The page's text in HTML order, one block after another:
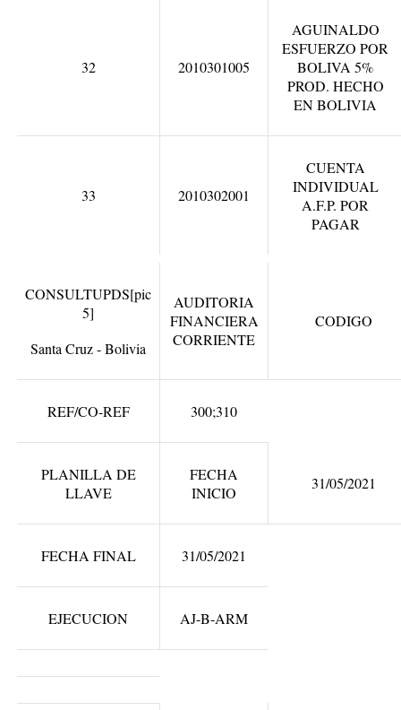
32 2010301005
AGUINALDO
ESFUERZO POR
BOLIVA 5%
PROD. HECHO
EN BOLIVIA
33 2010302001
CUENTA
INDIVIDUAL
A.F.P. POR
PAGAR
CONSULTUPDS[pic
5]
Santa Cruz - Bolivia
AUDITORIA
FINANCIERA
CORRIENTE
CODIGO
REF/CO-REF 300;310
PLANILLA DE
LLAVE
FECHA
INICIO
31/05/2021
FECHA FINAL 31/05/2021
EJECUCION AJ-B-ARM